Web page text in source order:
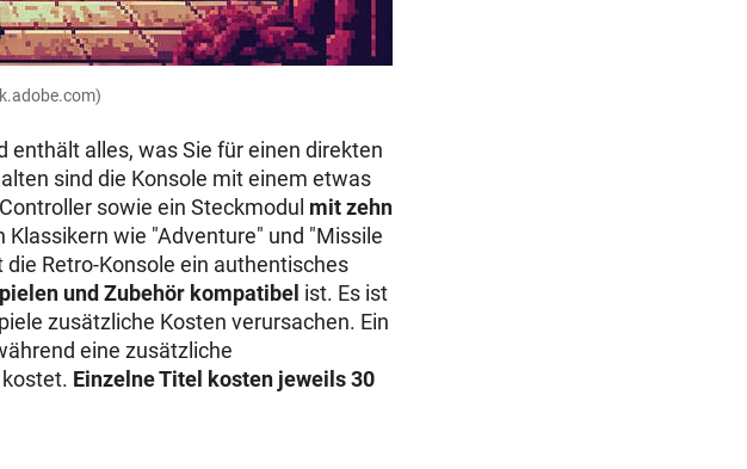
enthält alles, was Sie für einen direkten
sind die Konsole mit einem etwas
sowie ein Steckmodul mit zehn
Klassikern wie "Adventure" und "Missile
Retro-Konsole ein authentisches
und Zubehör kompatibel ist. Es ist
zusätzliche Kosten verursachen. Ein
eine zusätzliche
Einzelne Titel kosten jeweils 30